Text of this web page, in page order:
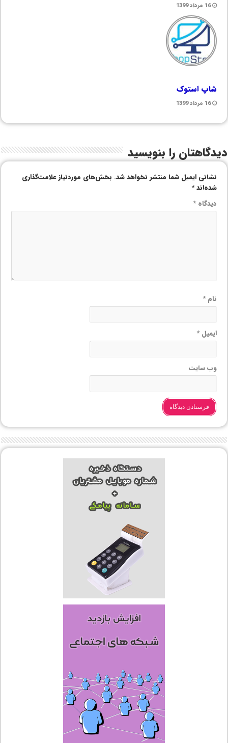
16 مرداد 1399
شاپ استوک
16 مرداد 1399
دیدگاهتان را بنویسید
نشانی ایمیل شما منتشر نخواهد شد. بخش‌های موردنیاز علامت‌گذاری
شده‌اند*
دیدگاه*
نام*
ایمیل*
وب‌ سایت